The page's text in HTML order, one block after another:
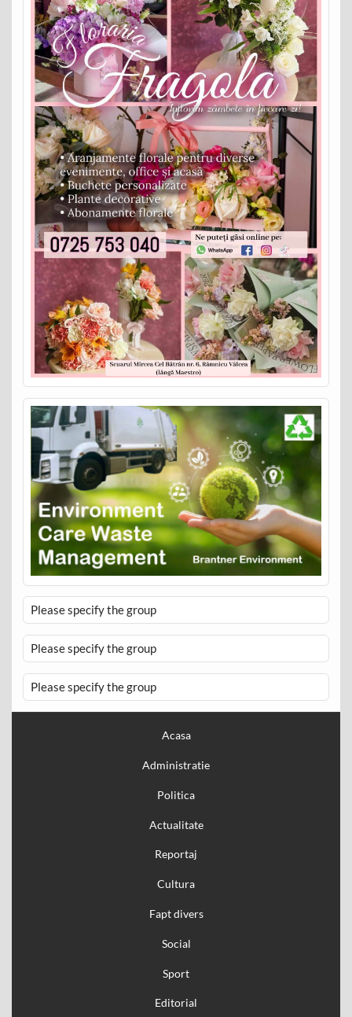
Please specify the group
Please specify the group
Please specify the group
Acasa
Administratie
Politica
Actualitate
Reportaj
Cultura
Fapt divers
Social
Sport
Editorial